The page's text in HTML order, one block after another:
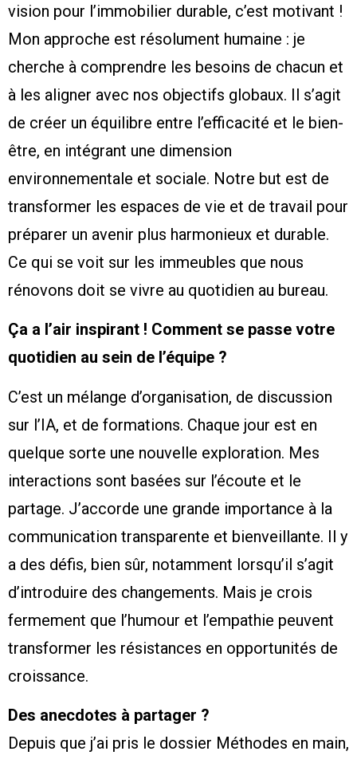
vision pour l’immobilier durable, c’est motivant !
Mon approche est résolument humaine : je
cherche à comprendre les besoins de chacun et
à les aligner avec nos objectifs globaux. Il s’agit
de créer un équilibre entre l’efficacité et le bien-
être, en intégrant une dimension
environnementale et sociale. Notre but est de
transformer les espaces de vie et de travail pour
préparer un avenir plus harmonieux et durable.
Ce qui se voit sur les immeubles que nous
rénovons doit se vivre au quotidien au bureau.
Ça a l’air inspirant ! Comment se passe votre
quotidien au sein de l’équipe ?
C’est un mélange d’organisation, de discussion
sur l’IA, et de formations. Chaque jour est en
quelque sorte une nouvelle exploration. Mes
interactions sont basées sur l’écoute et le
partage. J’accorde une grande importance à la
communication transparente et bienveillante. Il y
a des défis, bien sûr, notamment lorsqu’il s’agit
d’introduire des changements. Mais je crois
fermement que l’humour et l’empathie peuvent
transformer les résistances en opportunités de
croissance.
Des anecdotes à partager ?
Depuis que j’ai pris le dossier Méthodes en main,